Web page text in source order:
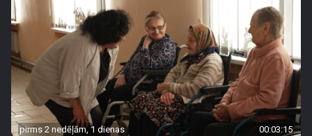
pirms 2 nedēļām, 1 dienas 00:03:15